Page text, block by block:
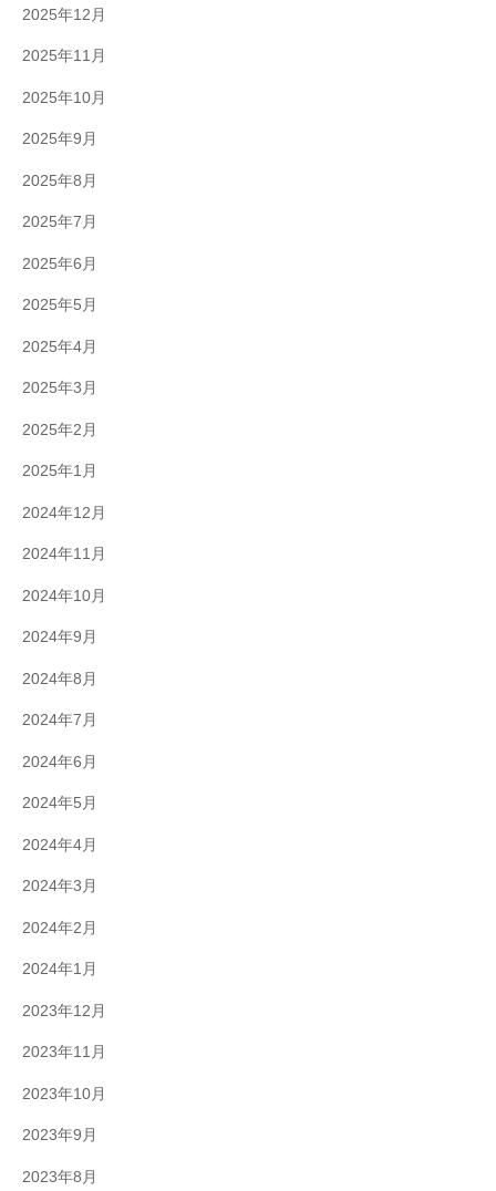
2025年12月
2025年11月
2025年10月
2025年9月
2025年8月
2025年7月
2025年6月
2025年5月
2025年4月
2025年3月
2025年2月
2025年1月
2024年12月
2024年11月
2024年10月
2024年9月
2024年8月
2024年7月
2024年6月
2024年5月
2024年4月
2024年3月
2024年2月
2024年1月
2023年12月
2023年11月
2023年10月
2023年9月
2023年8月